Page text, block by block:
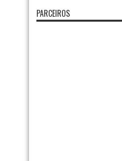
PARCEIROS